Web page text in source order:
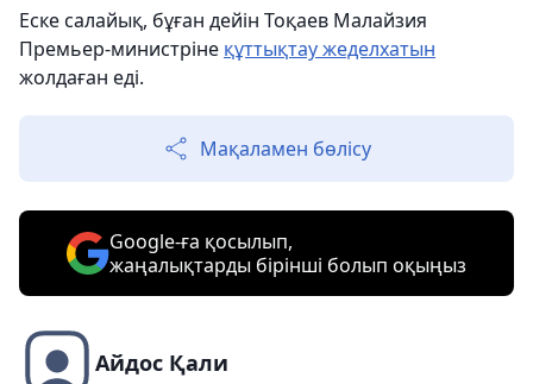
Еске салайық, бұған дейін Тоқаев Малайзия
Премьер-министріне құттықтау жеделхатын
жолдаған еді.
Мақаламен бөлісу
Google-ға қосылып,
жаңалықтарды бірінші болып оқыңыз
Айдос Қали